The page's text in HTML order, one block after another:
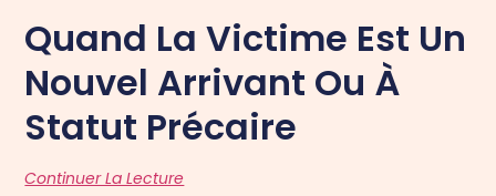
Quand La Victime Est Un
Nouvel Arrivant Ou À
Statut Précaire
Continuer La Lecture